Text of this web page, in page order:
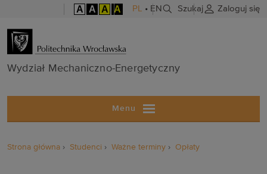
A A A A PL • EN Szukaj Zaloguj się
Wydział
Wydział Mechaniczno-Energetyczny
Menu
Strona główna Studenci Ważne terminy Opłaty